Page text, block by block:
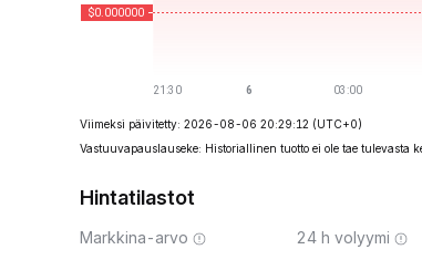
Viimeksi päivitetty: 2026-08-06 20:29:12 (UTC+0)
Vastuuvapauslauseke: Historiallinen tuotto ei ole tae tulevasta
Hintatilastot
Markkina-arvo 24 h volyymi